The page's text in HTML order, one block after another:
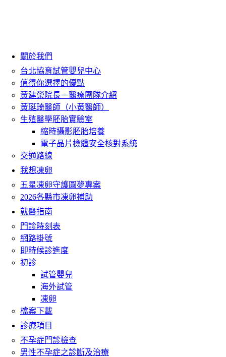
關於我們
台北協育試管嬰兒中心
值得你選擇的優點
黃建榮院長－醫療團隊介紹
黃珽琦醫師（小黃醫師）
生殖醫學胚胎實驗室
縮時攝影胚胎培養
電子晶片檢體安全核對系統
交通路線
我想凍卵
五星凍卵守護圓夢專案
2026各縣市凍卵補助
就醫指南
門診時刻表
網路掛號
即時候診進度
初診
試管嬰兒
海外試管
凍卵
檔案下載
診療項目
不孕症門診檢查
男性不孕症之診斷及治療